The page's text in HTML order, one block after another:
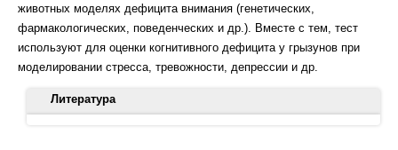
животных моделях дефицита внимания (генетических,
фармакологических, поведенческих и др.). Вместе с тем, тест
используют для оценки когнитивного дефицита у грызунов при
моделировании стресса, тревожности, депрессии и др.
Литература